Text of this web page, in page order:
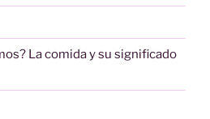
La comida y su significado